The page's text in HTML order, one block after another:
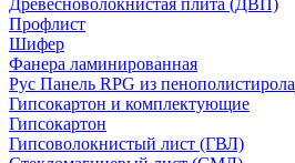
Древесноволокнистая плита (ДВП)
Профлист
Шифер
Фанера ламинированная
Рус Панель RPG из пенополистирола
Гипсокартон и комплектующие
Гипсокартон
Гипсоволокнистый лист (ГВЛ)